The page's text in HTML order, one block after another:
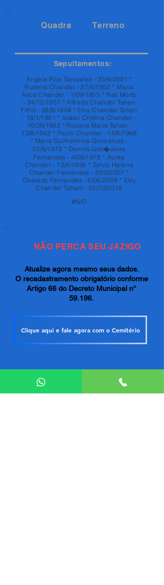
Quadra Terreno
Sepultamentos:
Angela Pilar Gonzalez - 23/4/2001 *
Rubens Chander - 27/6/1952 * Maria
Alice Chander - 1/09/1955 * Nati Morto
- 24/12/1957 * Alfredo Chander Tahan
Filho - 26/9/1959 * Eloy Chander Tahan
- 18/1/1961 * Isabel Cristina Chander -
10/06/1962 * Rosana Maria Tahan -
13/8/1962 * Paulo Chander - 14/6/1968
* Maria Guilhermina Goncalves -
22/6/1973 * Dennis Gon�alves
Fernandes - 4/06/1978 * Aurea
Chander - 13/4/1996 * Sylvia Helena
Chander Fernandes - 3/09/2007 *
Oswaldo Fernandes - 6/06/2009 * Elsy
Chander Taham - 22/10/2018
#N/D
NÃO PERCA SEU JAZIGO
Atualize agora mesmo seus dados.
O recadastramento obrigatório conforme
Artigo 66 do Decreto Municipal n°
59.196.
Clique aqui e fale agora com o Cemitério